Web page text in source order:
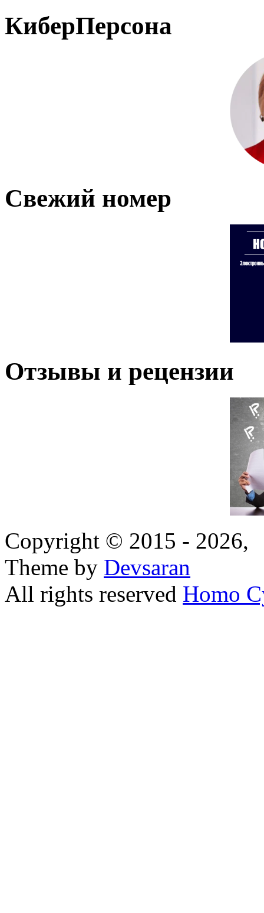
КиберПерсона
Свежий номер
Отзывы и рецензии
Copyright © 2015 - 2026,
Theme by Devsaran
All rights reserved Homo